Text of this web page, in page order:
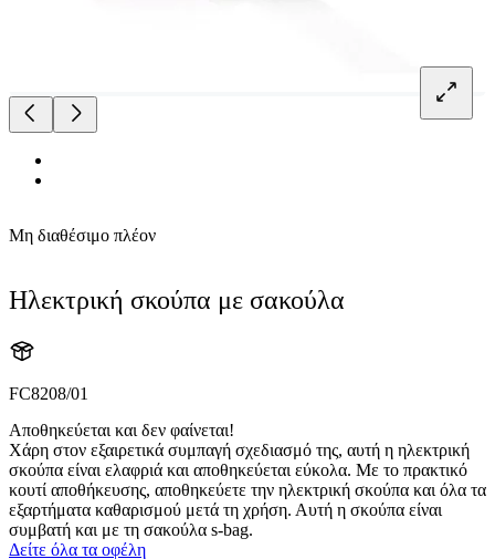
Μη διαθέσιμο πλέον
Ηλεκτρική σκούπα με σακούλα
FC8208/01
Αποθηκεύεται και δεν φαίνεται!
Χάρη στον εξαιρετικά συμπαγή σχεδιασμό της, αυτή η ηλεκτρική
σκούπα είναι ελαφριά και αποθηκεύεται εύκολα. Με το πρακτικό
κουτί αποθήκευσης, αποθηκεύετε την ηλεκτρική σκούπα και όλα τα
εξαρτήματα καθαρισμού μετά τη χρήση. Αυτή η σκούπα είναι
συμβατή και με τη σακούλα s-bag.
Δείτε όλα τα οφέλη